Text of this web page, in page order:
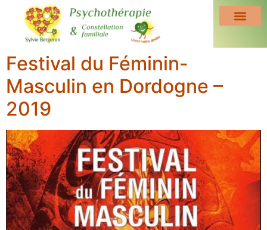
Festival du Féminin-
Masculin en Dordogne –
2019